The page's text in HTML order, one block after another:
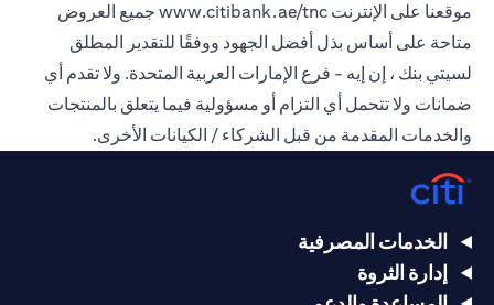
موقعنا على الإنترنت www.citibank.ae/tnc جميع العروض
متاحة على أساس بذل أفضل الجهود ووفقًا للتقدير المطلق
لسيتي بنك ، إن إيه - فرع الإمارات العربية المتحدة. ولا تقدم أي
ضمانات ولا تتحمل أي التزام أو مسؤولية فيما يتعلق بالمنتجات
والخدمات المقدمة من قبل الشركاء / الكيانات الأخرى.
الخدمات المصرفية
إدارة الثروة